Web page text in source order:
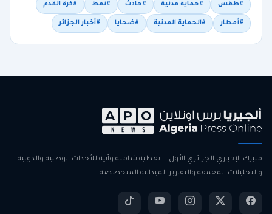
#طقس #حماية مدنية #حادث #نفط #كرة القدم
#أمطار #الحماية المدنية #ضحايا #أخبار الجزائر
منبرك الإخباري الجزائري الأول — تغطية شاملة وآنية للأحداث الوطنية والدولية،
والتحليلات المعمقة والتقارير الميدانية المتخصصة.